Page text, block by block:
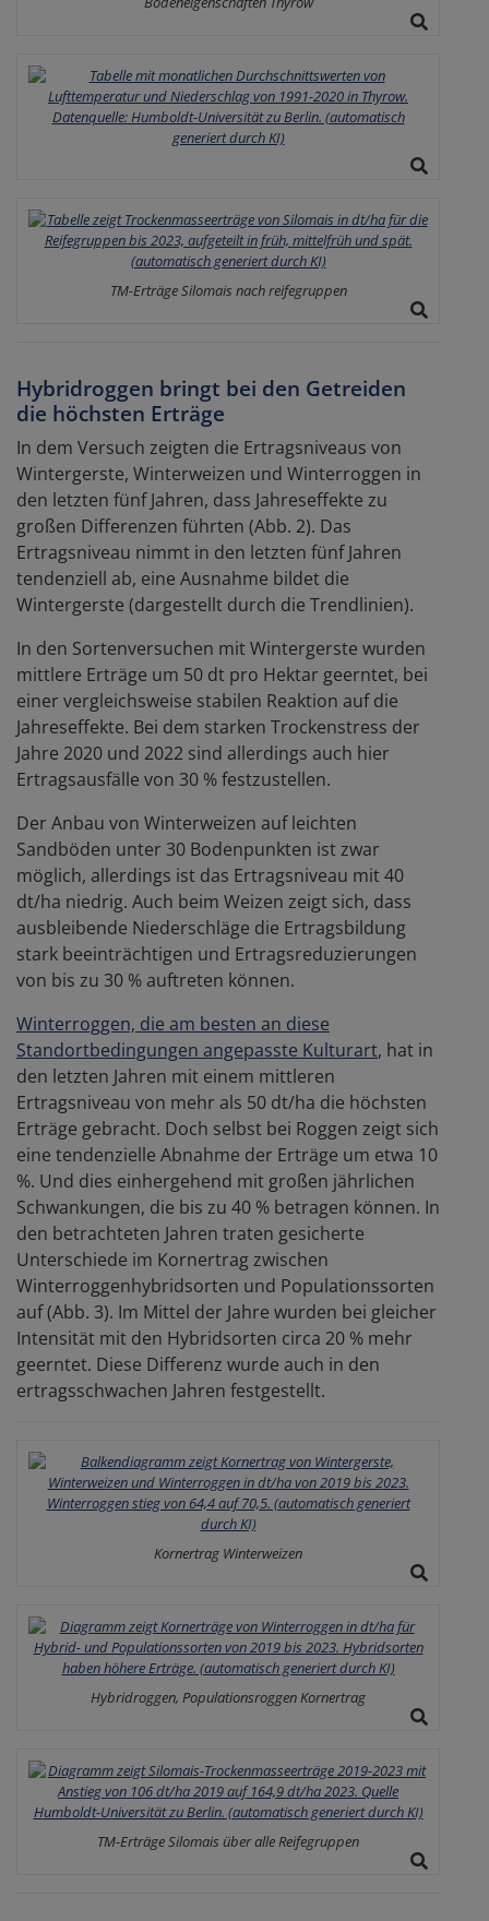
TM-Erträge Silomais nach reifegruppen
Hybridroggen bringt bei den Getreiden
die höchsten Erträge
In dem Versuch zeigten die Ertragsniveaus von
Wintergerste, Winterweizen und Winterroggen in
den letzten fünf Jahren, dass Jahreseffekte zu
großen Differenzen führten (Abb. 2). Das
Ertragsniveau nimmt in den letzten fünf Jahren
tendenziell ab, eine Ausnahme bildet die
Wintergerste (dargestellt durch die Trendlinien).
In den Sortenversuchen mit Wintergerste wurden
mittlere Erträge um 50 dt pro Hektar geerntet, bei
einer vergleichsweise stabilen Reaktion auf die
Jahreseffekte. Bei dem starken Trockenstress der
Jahre 2020 und 2022 sind allerdings auch hier
Ertragsausfälle von 30 % festzustellen.
Der Anbau von Winterweizen auf leichten
Sandböden unter 30 Bodenpunkten ist zwar
möglich, allerdings ist das Ertragsniveau mit 40
dt/ha niedrig. Auch beim Weizen zeigt sich, dass
ausbleibende Niederschläge die Ertragsbildung
stark beeinträchtigen und Ertragsreduzierungen
von bis zu 30 % auftreten können.
Winterroggen, die am besten an diese
Standortbedingungen angepasste Kulturart, hat in
den letzten Jahren mit einem mittleren
Ertragsniveau von mehr als 50 dt/ha die höchsten
Erträge gebracht. Doch selbst bei Roggen zeigt sich
eine tendenzielle Abnahme der Erträge um etwa 10
%. Und dies einhergehend mit großen jährlichen
Schwankungen, die bis zu 40 % betragen können. In
den betrachteten Jahren traten gesicherte
Unterschiede im Kornertrag zwischen
Winterroggenhybridsorten und Populationssorten
auf (Abb. 3). Im Mittel der Jahre wurden bei gleicher
Intensität mit den Hybridsorten circa 20 % mehr
geerntet. Diese Differenz wurde auch in den
ertragsschwachen Jahren festgestellt.
Kornertrag Winterweizen
Hybridroggen, Populationsroggen Kornertrag
TM-Erträge Silomais über alle Reifegruppen